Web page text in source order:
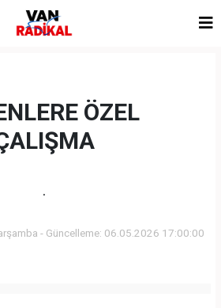
ÖZEL
.
- Güncelleme: 06.05.2026 17:00:00